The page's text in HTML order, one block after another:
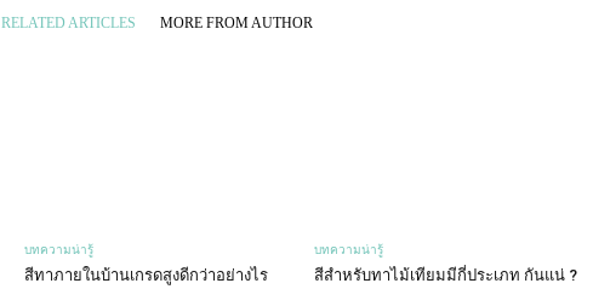
RELATED ARTICLES MORE FROM AUTHOR
บทความน่ารู้
สีทาภายในบ้านเกรดสูงดีกว่าอย่างไร
บทความน่ารู้
สีสำหรับทาไม้เทียมมีกี่ประเภท กันแน่ ?